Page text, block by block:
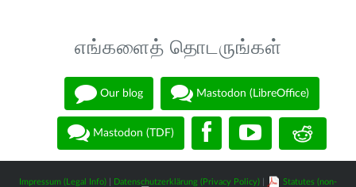
எங்களைத் தொடருங்கள்
Our blog Mastodon (LibreOffice)
Mastodon (TDF)
Impressum (Legal Info) Datenschutzerklärung (Privacy Policy) Statutes (non-